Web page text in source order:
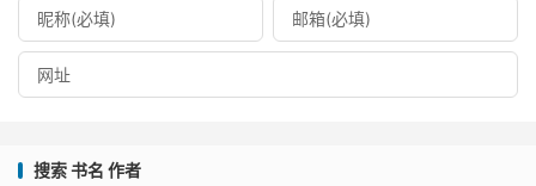
搜索 书名 作者